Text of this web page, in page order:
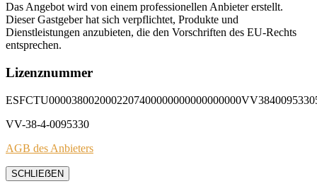
Das Angebot wird von einem professionellen Anbieter erstellt.
Dieser Gastgeber hat sich verpflichtet, Produkte und
Dienstleistungen anzubieten, die den Vorschriften des EU-Rechts
entsprechen.
Lizenznummer
VV-38-4-0095330
AGB des Anbieters
SCHLIEẞEN